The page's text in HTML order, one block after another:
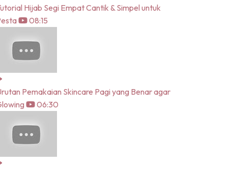
Hijab Segi Empat Cantik & Simpel untuk
08:15
Pemakaian Skincare Pagi yang Benar agar
06:30